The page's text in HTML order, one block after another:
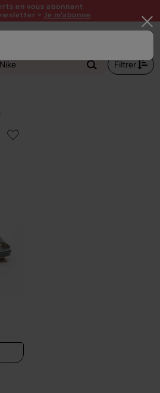
en vous abonnant
> Je m'abonne
Filtrer